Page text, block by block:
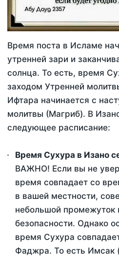
Время поста в Исламе
утренней зари и
солнца. То есть, время
заходом Утренней
Ифтара начинается с
молитвы (Магриб). В
следующее расписание:
Время Сухура в Изано
ВАЖНО! Если вы не
время совпадает со
в вашей местности,
небольшой промежуток
безопасности. Однако
время Сухура
Фаджра. То есть Имсак